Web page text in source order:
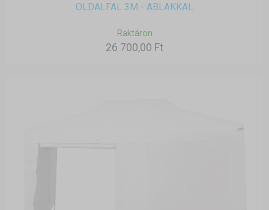
OLDALFAL 3M - ABLAKKAL
Raktáron
26 700,00 Ft